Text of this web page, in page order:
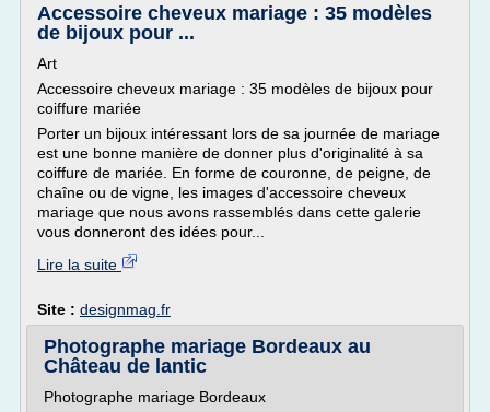
Accessoire cheveux mariage : 35 modèles
de bijoux pour ...
Art
Accessoire cheveux mariage : 35 modèles de bijoux pour
coiffure mariée
Porter un bijoux intéressant lors de sa journée de mariage
est une bonne manière de donner plus d'originalité à sa
coiffure de mariée. En forme de couronne, de peigne, de
chaîne ou de vigne, les images d'accessoire cheveux
mariage que nous avons rassemblés dans cette galerie
vous donneront des idées pour...
Lire la suite
Site : designmag.fr
Photographe mariage Bordeaux au
Château de lantic
Photographe mariage Bordeaux